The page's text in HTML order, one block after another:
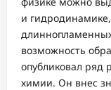
и
возможность
опубликовал ряд
химии. Он внес